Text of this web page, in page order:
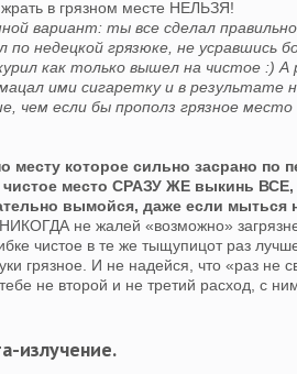
в грязном месте НЕЛЬЗЯ!
вариант: ты все сделал
по недецкой грязюке, не усравшись
как только вышел на чистое :)
ими сигаретку и в результате
чем если бы прополз грязное место
месту которое сильно засрано по
место СРАЗУ ЖЕ выкинь
вымойся, даже если мыться
НИКОГДА не жалей «возможно»
чистое в те же тыщупицот раз
грязное. И не надейся, что «раз не
не второй и не третий расход, с
излучение.